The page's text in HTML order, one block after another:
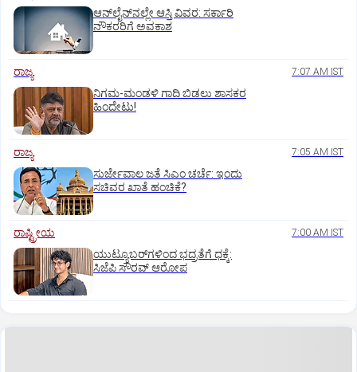
ಆನ್‌ಲೈನ್‌ನಲ್ಲೇ ಆಸ್ತಿ ವಿವರ: ಸರ್ಕಾರಿ
ನೌಕರರಿಗೆ ಅವಕಾಶ
ರಾಜ್ಯ 7:07 AM IST
ನಿಗಮ-ಮಂಡಳಿ ಗಾದಿ ಬಿಡಲು ಶಾಸಕರ
ಹಿಂದೇಟು!
ರಾಜ್ಯ 7:05 AM IST
ಸುರ್ಜೇವಾಲ ಜತೆ ಸಿಎಂ ಚರ್ಚೆ: ಇಂದು
ಸಚಿವರ ಖಾತೆ ಹಂಚಿಕೆ?
ರಾಷ್ಟ್ರೀಯ 7:00 AM IST
ಯುಟ್ಯೂಬರ್‌ಗಳಿಂದ ಭದ್ರತೆಗೆ ಧಕ್ಕೆ:
ಸಿಜೆಪಿ ಸೌರವ್‌ ಆರೋಪ